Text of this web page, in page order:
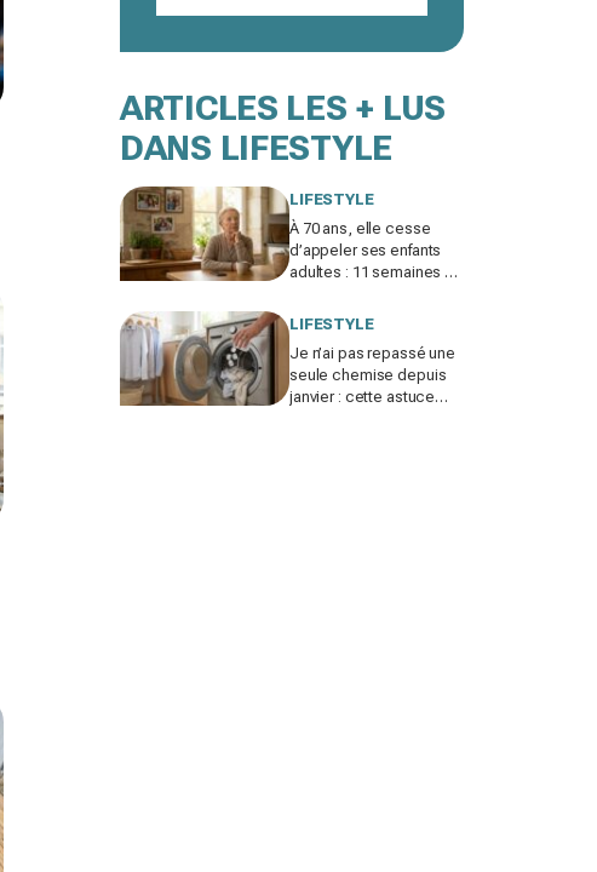
ARTICLES LES + LUS
DANS LIFESTYLE
LIFESTYLE
À 70 ans, elle cesse
d’appeler ses enfants
adultes : 11 semaines de
brutale sur les familles
LIFESTYLE
Je n’ai pas repassé une
seule chemise depuis
janvier : cette astuce